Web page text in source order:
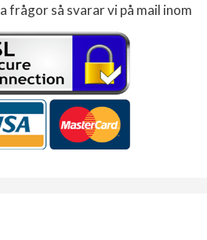
frågor så svarar vi på mail inom